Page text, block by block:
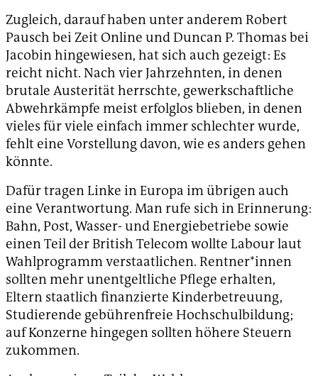
Zugleich, darauf haben unter anderem Robert
Pausch bei Zeit Online und Duncan P. Thomas bei
Jacobin hingewiesen, hat sich auch gezeigt: Es
reicht nicht. Nach vier Jahrzehnten, in denen
brutale Austerität herrschte, gewerkschaftliche
Abwehrkämpfe meist erfolglos blieben, in denen
vieles für viele einfach immer schlechter wurde,
fehlt eine Vorstellung davon, wie es anders gehen
könnte.
Dafür tragen Linke in Europa im übrigen auch
eine Verantwortung. Man rufe sich in Erinnerung:
Bahn, Post, Wasser- und Energiebetriebe sowie
einen Teil der British Telecom wollte Labour laut
Wahlprogramm verstaatlichen. Rentner*innen
sollten mehr unentgeltliche Pflege erhalten,
Eltern staatlich finanzierte Kinderbetreuung,
Studierende gebührenfreie Hochschulbildung;
auf Konzerne hingegen sollten höhere Steuern
zukommen.